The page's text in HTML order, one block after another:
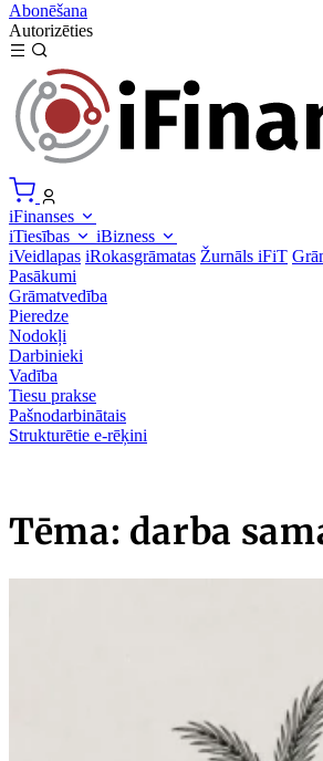
Abonēšana
Autorizēties
iFinanses
iTiesības
iBizness
iVeidlapas iRokasgrāmatas Žurnāls iFiT
Pasākumi
Grāmatvedība
Pieredze
Nodokļi
Darbinieki
Vadība
Tiesu prakse
Pašnodarbinātais
Strukturētie e-rēķini
Tēma: darba